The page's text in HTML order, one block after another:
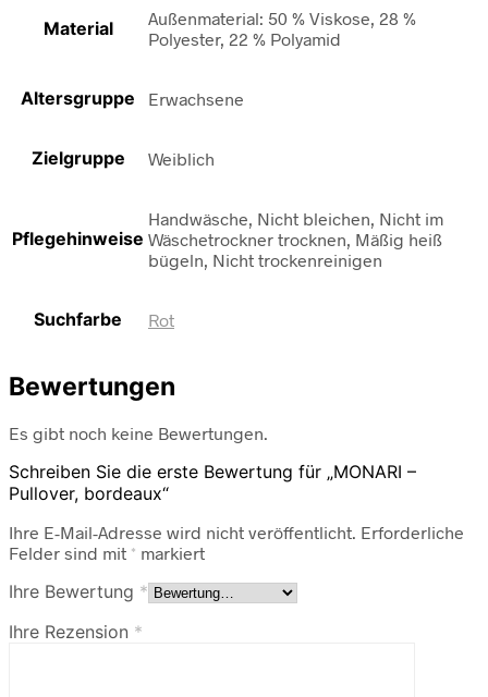
Material
Außenmaterial: 50 % Viskose, 28 %
Polyester, 22 % Polyamid
Altersgruppe Erwachsene
Zielgruppe Weiblich
Pflegehinweise
Handwäsche, Nicht bleichen, Nicht im
Wäschetrockner trocknen, Mäßig heiß
bügeln, Nicht trockenreinigen
Suchfarbe Rot
Bewertungen
Es gibt noch keine Bewertungen.
Schreiben Sie die erste Bewertung für „MONARI –
Pullover, bordeaux“
Ihre E-Mail-Adresse wird nicht veröffentlicht. Erforderliche
Felder sind mit * markiert
Ihre Bewertung *
Ihre Rezension *